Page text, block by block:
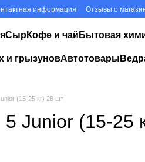
информация Отзывы о
СырКофе и чай Бытовая
и грызуновАвтотовары
(15-25 кг) 28 шт
Junior (15-25